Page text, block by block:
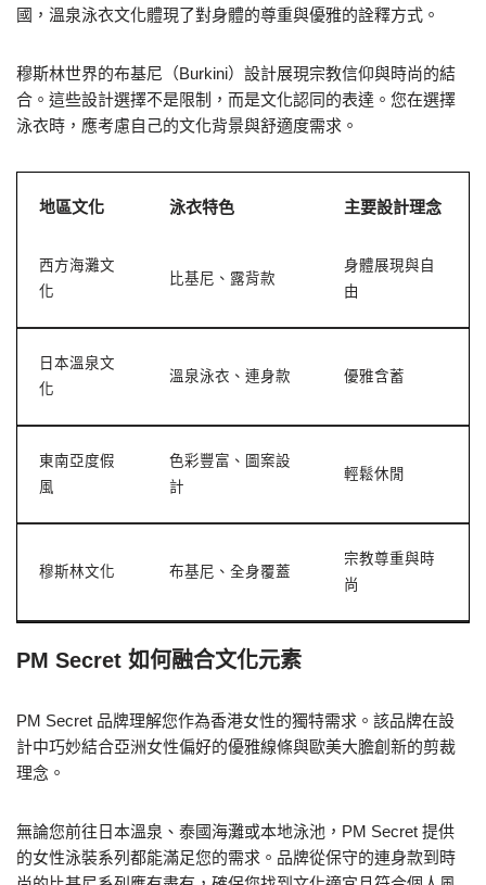
國，溫泉泳衣文化體現了對身體的尊重與優雅的詮釋方式。
穆斯林世界的布基尼（Burkini）設計展現宗教信仰與時尚的結
合。這些設計選擇不是限制，而是文化認同的表達。您在選擇
泳衣時，應考慮自己的文化背景與舒適度需求。
地區文化 泳衣特色 主要設計理念
西方海灘文
化
比基尼、露背款
身體展現與自
由
日本溫泉文
化
溫泉泳衣、連身款 優雅含蓄
東南亞度假
風
色彩豐富、圖案設
計
輕鬆休閒
穆斯林文化 布基尼、全身覆蓋
宗教尊重與時
尚
PM Secret 如何融合文化元素
PM Secret 品牌理解您作為香港女性的獨特需求。該品牌在設
計中巧妙結合亞洲女性偏好的優雅線條與歐美大膽創新的剪裁
理念。
無論您前往日本溫泉、泰國海灘或本地泳池，PM Secret 提供
的女性泳裝系列都能滿足您的需求。品牌從保守的連身款到時